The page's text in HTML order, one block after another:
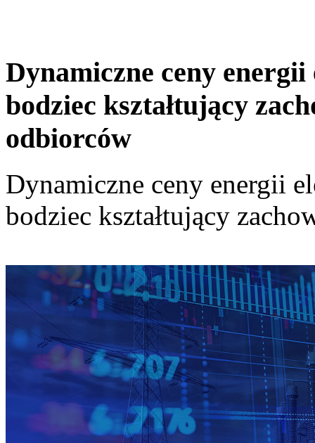
Dynamiczne ceny
bodziec kształtujący
odbiorców
Dynamiczne ceny energii
bodziec kształtujący